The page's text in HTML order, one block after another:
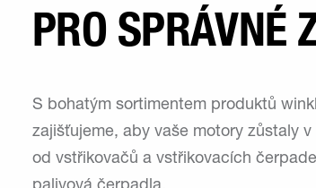
PRO SPRÁVNÉ
S bohatým sortimentem produktů
zajišťujeme, aby vaše motory zůstaly
od vstřikovačů a vstřikovacích